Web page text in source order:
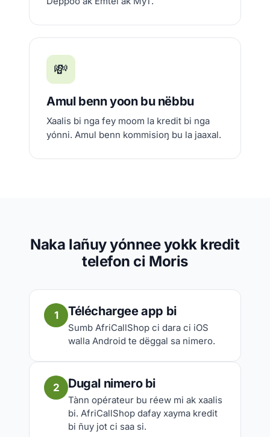
💸
Amul benn yoon bu nëbbu
Xaalis bi nga fey moom la kredit bi nga
yónni. Amul benn kommisioŋ bu la jaaxal.
Naka lañuy yónnee yokk kredit
telefon ci Moris
1 Téléchargee app bi
Sumb AfriCallShop ci dara ci iOS
walla Android te dëggal sa nimero.
2 Dugal nimero bi
Tànn opérateur bu réew mi ak xaalis
bi. AfriCallShop dafay xayma kredit
bi ñuy jot ci saa si.